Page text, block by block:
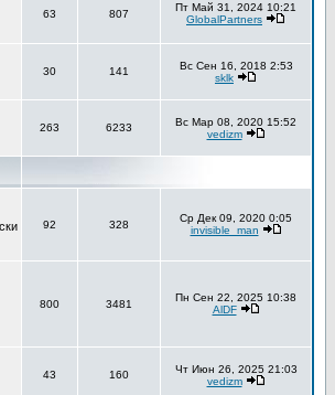
63 807
Пт Май 31, 2024 10:21
GlobalPartners
30 141
Вс Сен 16, 2018 2:53
sklk
263 6233
Вс Мар 08, 2020 15:52
vedizm
92 328
Ср Дек 09, 2020 0:05
invisible_man
800 3481
Пн Сен 22, 2025 10:38
AlDF
43 160
Чт Июн 26, 2025 21:03
vedizm